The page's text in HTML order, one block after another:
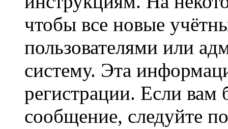
чтобы все новые
пользователями или
систему. Эта
регистрации. Если
сообщение, следуйте